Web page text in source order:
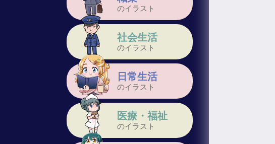
のイラスト
社会生活
のイラスト
日常生活
のイラスト
医療・福祉
のイラスト